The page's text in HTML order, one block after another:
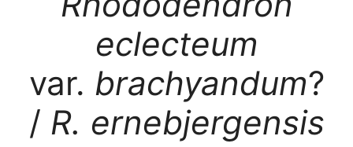
eclecteum
var. brachyandum?
/ R. ernebjergensis